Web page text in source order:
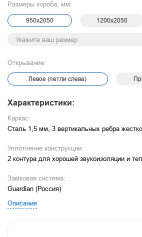
Размеры короба, мм:
950х2050 1200х2050
Открывание:
Левое (петли слева)
Характеристики:
Каркас:
Сталь 1,5 мм, 3 вертикальных ребра
Уплотнение конструкции:
2 контура для хорошей звукоизоляции и
Замковая система:
Guardian (Россия)
Описание